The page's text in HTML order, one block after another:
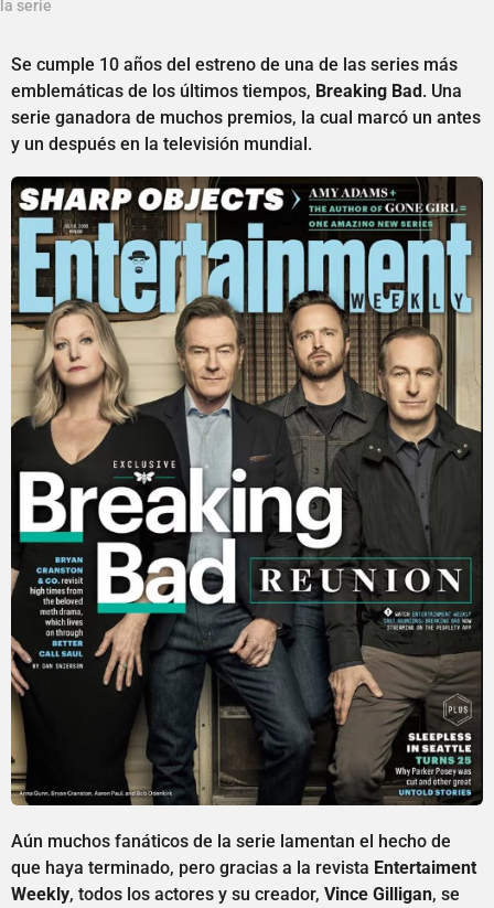
la serie
Se cumple 10 años del estreno de una de las series más
emblemáticas de los últimos tiempos, Breaking Bad . Una
serie ganadora de muchos premios, la cual marcó un antes
y un después en la televisión mundial.
Aún muchos fanáticos de la serie lamentan el hecho de
que haya terminado, pero gracias a la revista Entertaiment
Weekly, todos los actores y su creador, Vince Gilligan, se